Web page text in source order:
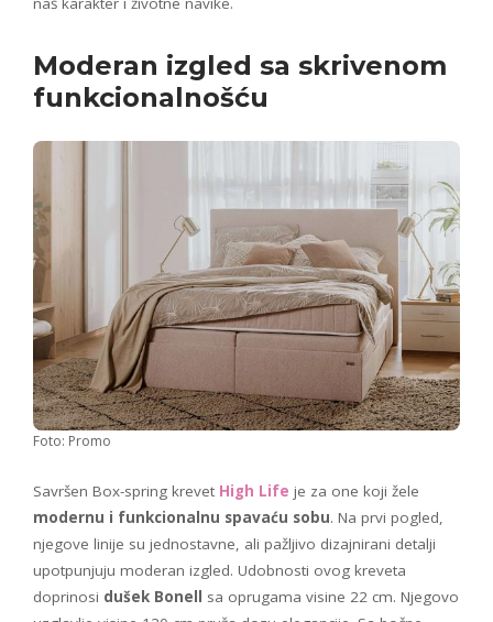
Moderan izgled sa skrivenom
funkcionalnošću
Foto: Promo
Savršen Box-spring krevet High Life je za one koji žele
modernu i funkcionalnu spavaću sobu. Na prvi pogled,
njegove linije su jednostavne, ali pažljivo dizajnirani detalji
upotpunjuju moderan izgled. Udobnosti ovog kreveta
doprinosi dušek Bonell sa oprugama visine 22 cm. Njegovo